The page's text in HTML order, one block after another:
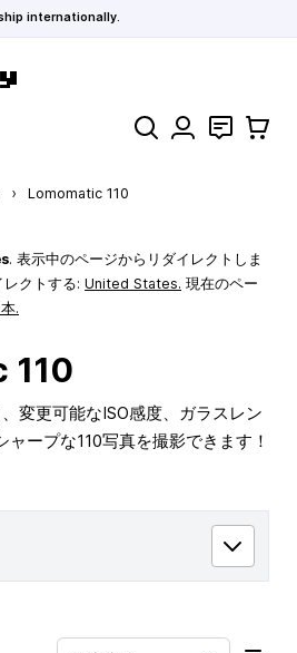
internationally.
検索 お問い合わ
カート
› Lomomatic 110
. 表示中のページからリダイレクトしま
クトする: United States. 現在のペー
.
110
変更可能なISO感度、ガラスレン
ャープな110写真を撮影できます！